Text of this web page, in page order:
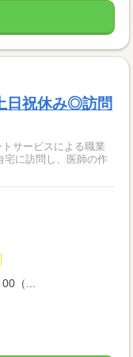
日祝休み◎訪問
サービスによる職業
宅に訪問し、医師の作
（...